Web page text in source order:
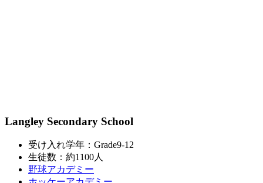
Langley Secondary School
受け入れ学年：Grade9-12
生徒数：約1100人
野球アカデミー